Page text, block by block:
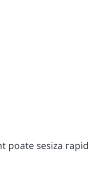
poate sesiza rapid